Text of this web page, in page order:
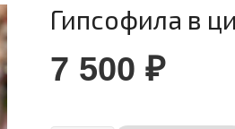
Гипсофила в
7 500₽